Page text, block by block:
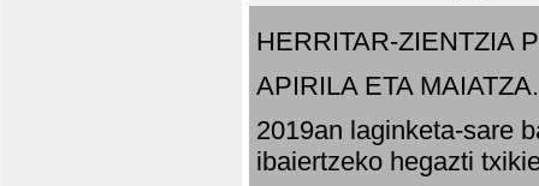
HERRITAR-ZIENTZIA
APIRILA ETA MAIATZA.
2019an laginketa-sare
ibaiertzeko hegazti